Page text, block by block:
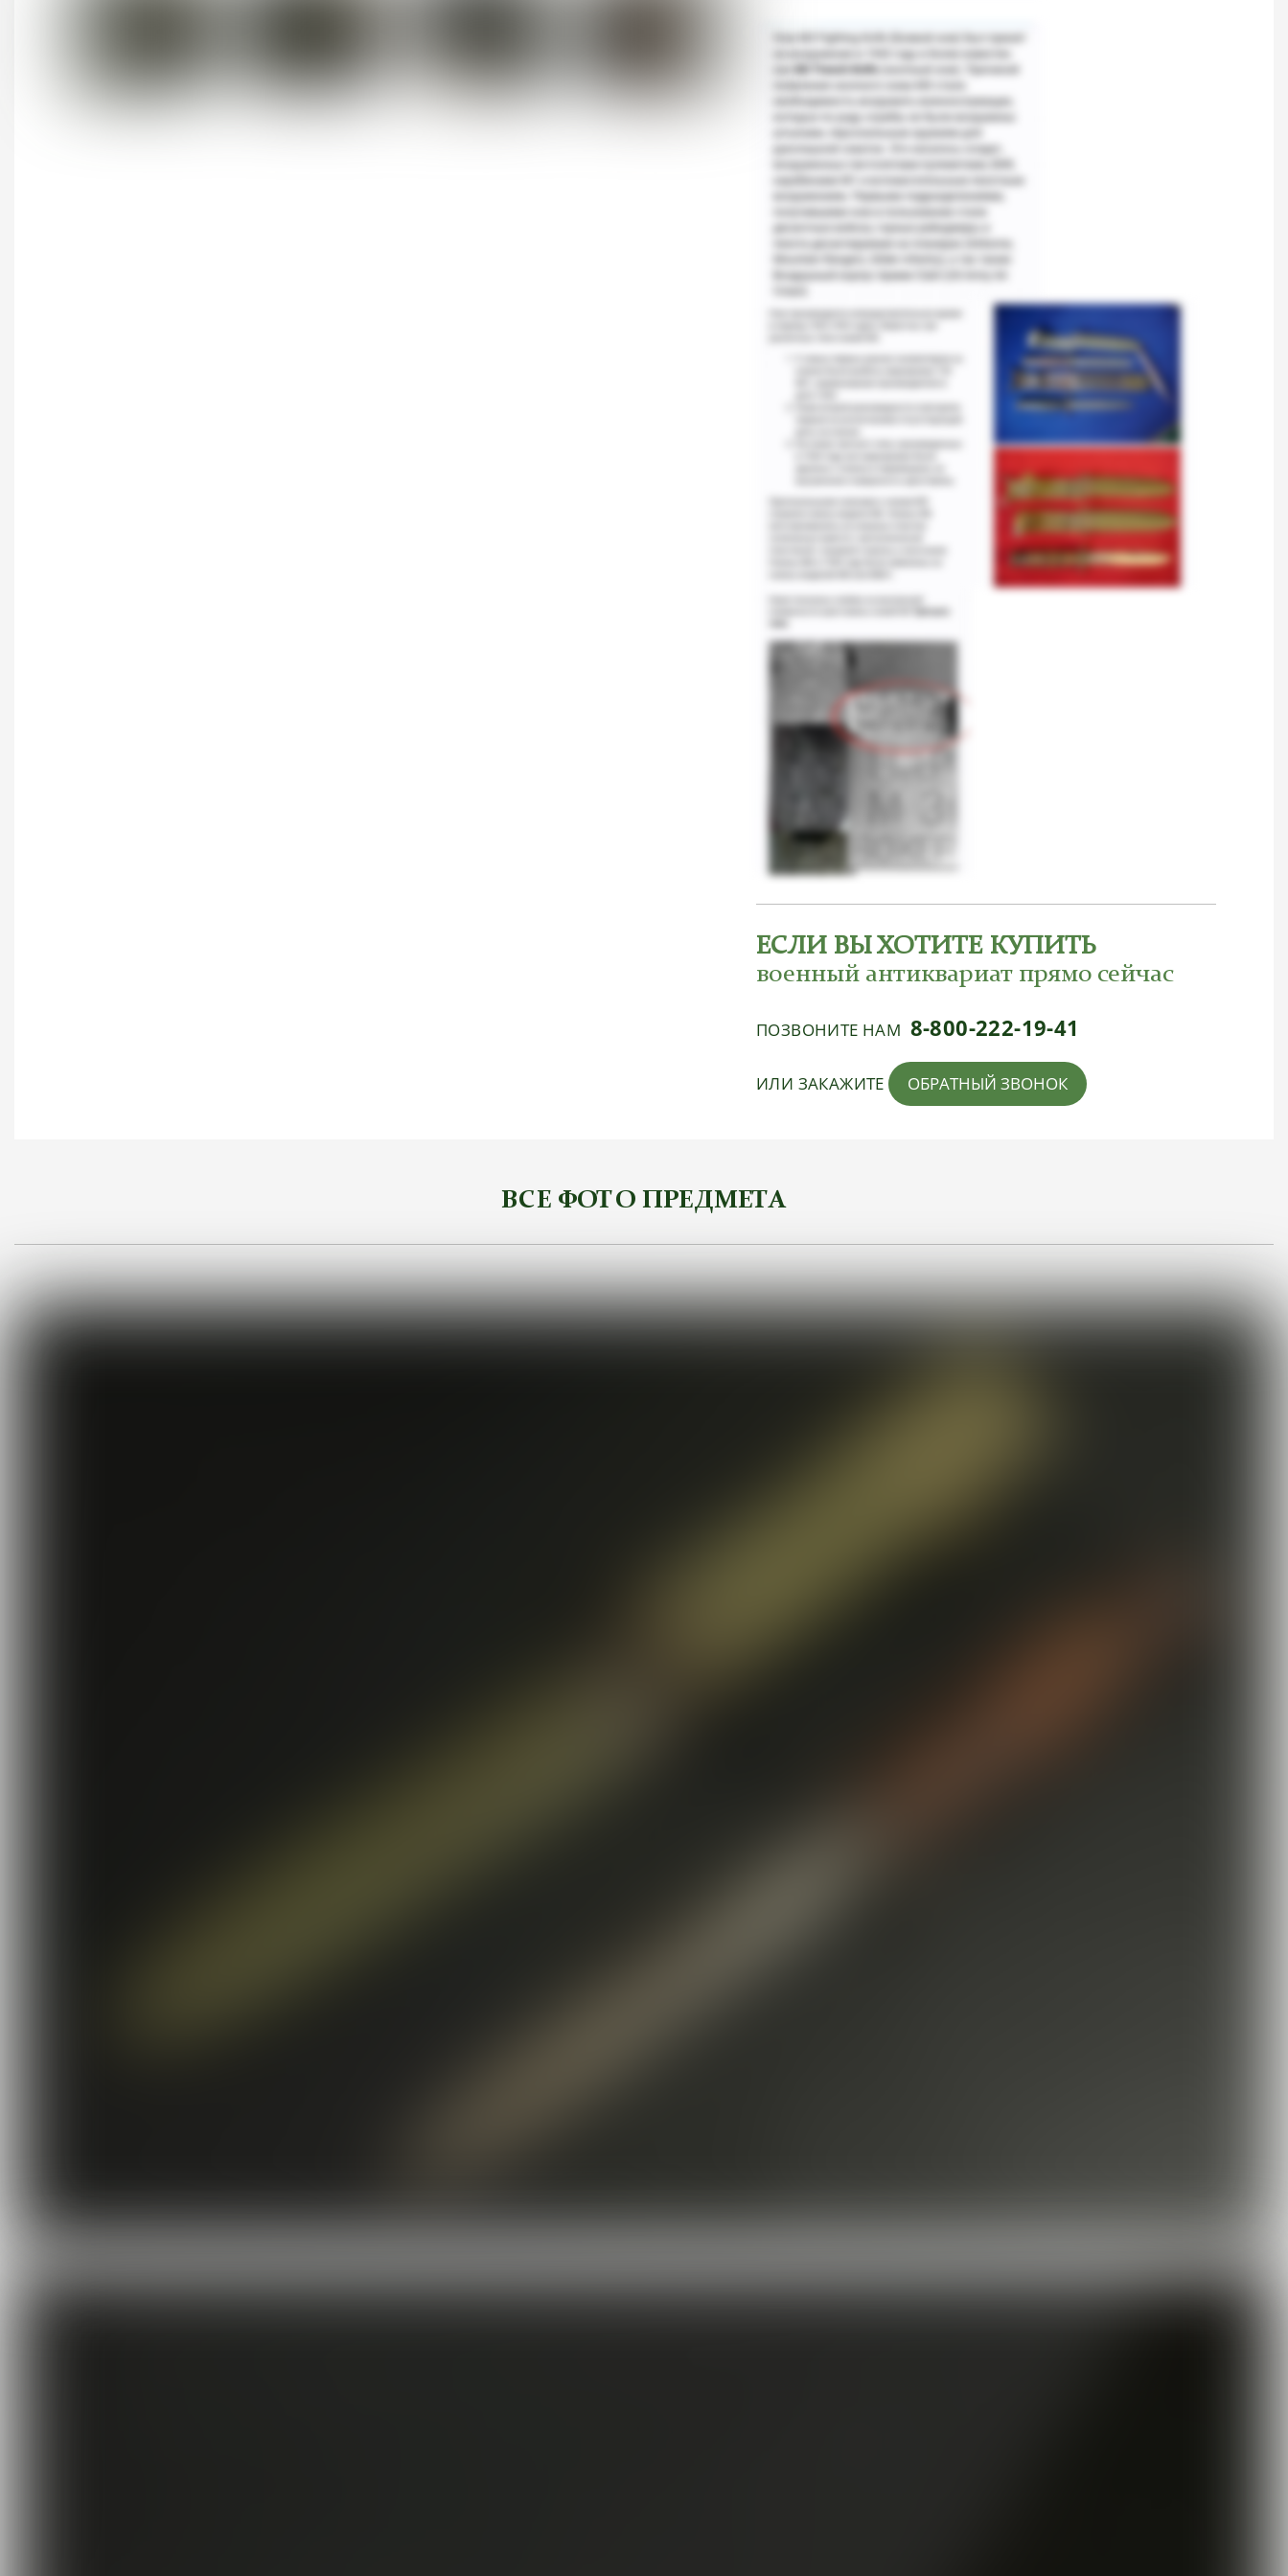
ЕСЛИ ВЫ ХОТИТЕ КУПИТЬ
военный антиквариат прямо сейчас
ПОЗВОНИТЕ НАМ 8-800-222-19-41
ИЛИ ЗАКАЖИТЕ ОБРАТНЫЙ ЗВОНОК
ВСЕ ФОТО ПРЕДМЕТА